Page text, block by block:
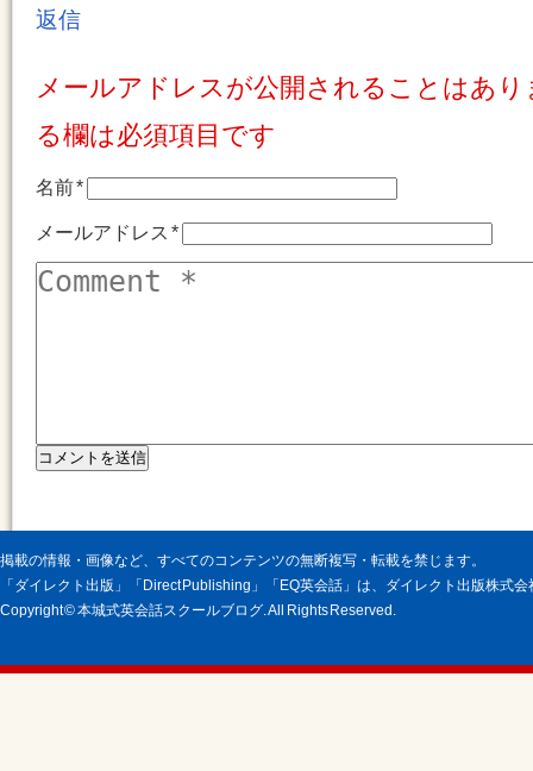
返信
メールアドレスが公開されることはあ
る欄は必須項目です
名前*
メールアドレス*
掲載の情報・画像など、すべてのコンテンツの無断複写・転載を禁じます。
「ダイレクト出版」「Direct Publishing」「EQ英会話」は、ダイレクト出版株式
Copyright © 本城式英会話スクールブログ. All Rights Reserved.